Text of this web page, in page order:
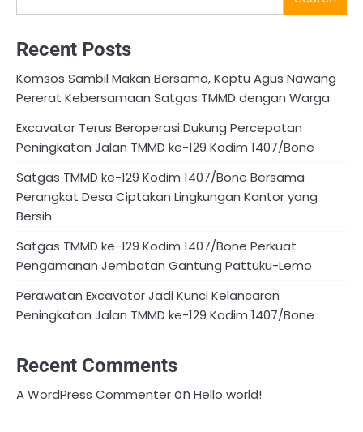
Recent Posts
Komsos Sambil Makan Bersama, Koptu Agus Nawang
Pererat Kebersamaan Satgas TMMD dengan Warga
Excavator Terus Beroperasi Dukung Percepatan
Peningkatan Jalan TMMD ke-129 Kodim 1407/Bone
Satgas TMMD ke-129 Kodim 1407/Bone Bersama
Perangkat Desa Ciptakan Lingkungan Kantor yang
Bersih
Satgas TMMD ke-129 Kodim 1407/Bone Perkuat
Pengamanan Jembatan Gantung Pattuku-Lemo
Perawatan Excavator Jadi Kunci Kelancaran
Peningkatan Jalan TMMD ke-129 Kodim 1407/Bone
Recent Comments
A WordPress CommenteronHello world!